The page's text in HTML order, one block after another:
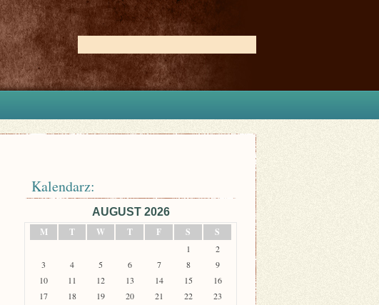
Kalendarz:
AUGUST 2026
M
T W T F S S
1
2
3
4 5 6 7 8
9
10
11 12 13 14 15
16
17
18 19 20 21 22
23